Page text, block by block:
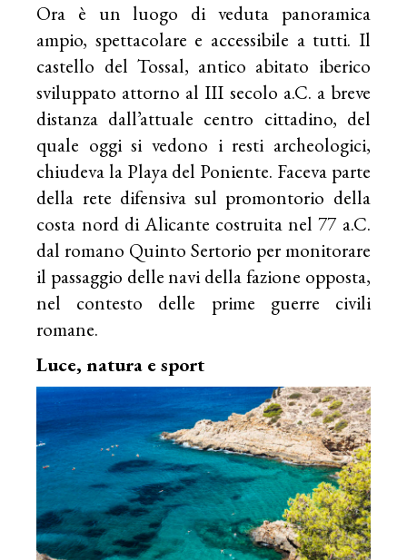
Ora è un luogo di veduta panoramica
ampio, spettacolare e accessibile a tutti. Il
castello del Tossal, antico abitato iberico
sviluppato attorno al III secolo a.C. a breve
distanza dall’attuale centro cittadino, del
quale oggi si vedono i resti archeologici,
chiudeva la Playa del Poniente. Faceva parte
della rete difensiva sul promontorio della
costa nord di Alicante costruita nel 77 a.C.
dal romano Quinto Sertorio per monitorare
il passaggio delle navi della fazione opposta,
nel contesto delle prime guerre civili
romane.
Luce, natura e sport